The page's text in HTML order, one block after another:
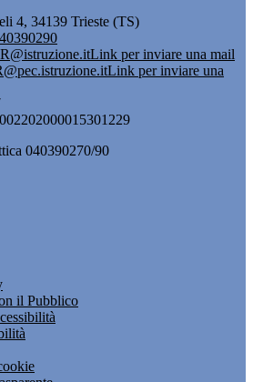
4, 34139 Trieste (TS)
Link per inviare una mail
Link per inviare una
040390270/90
il Pubblico